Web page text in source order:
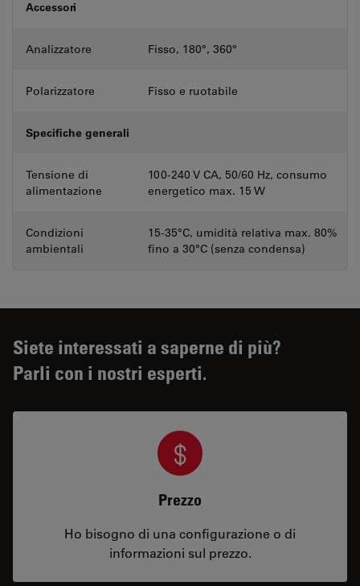
Accessori
Analizzatore Fisso, 180°, 360°
Polarizzatore Fisso e ruotabile
Specifiche generali
Tensione di
alimentazione
100-240 V CA, 50/60 Hz, consumo
energetico max. 15 W
Condizioni
ambientali
15-35°C, umidità relativa max. 80%
fino a 30°C (senza condensa)
Siete interessati a saperne di più?
Parli con i nostri esperti.
Prezzo
Ho bisogno di una configurazione o di
informazioni sul prezzo.